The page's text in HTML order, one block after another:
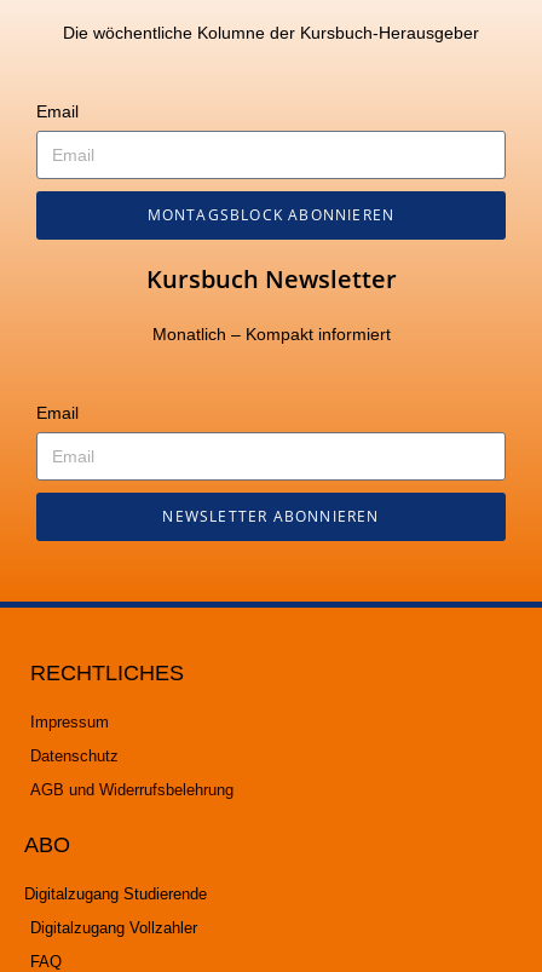
Die wöchentliche Kolumne der Kursbuch-Herausgeber
Email
MONTAGSBLOCK ABONNIEREN
Kursbuch Newsletter
Monatlich – Kompakt informiert
Email
NEWSLETTER ABONNIEREN
RECHTLICHES
Impressum
Datenschutz
AGB und Widerrufsbelehrung
ABO
Digitalzugang Studierende
Digitalzugang Vollzahler
FAQ